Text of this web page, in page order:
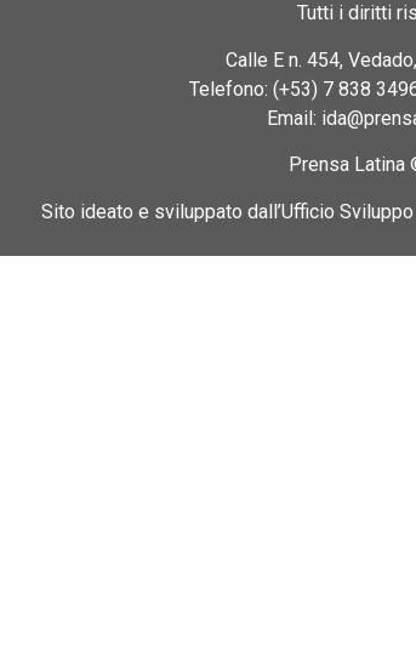
Tutti i diritti
Calle E n. 454,
Telefono: (+53) 7 838
Email:
Prensa Latina
Sito ideato e sviluppato dall’Ufficio